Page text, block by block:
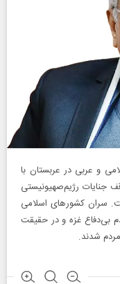
و عربی در عربستان با
جنایات رژیم‌صهیونیستی
سران کشورهای اسلامی
بی‌دفاع غزه و در حقیقت
شدند.